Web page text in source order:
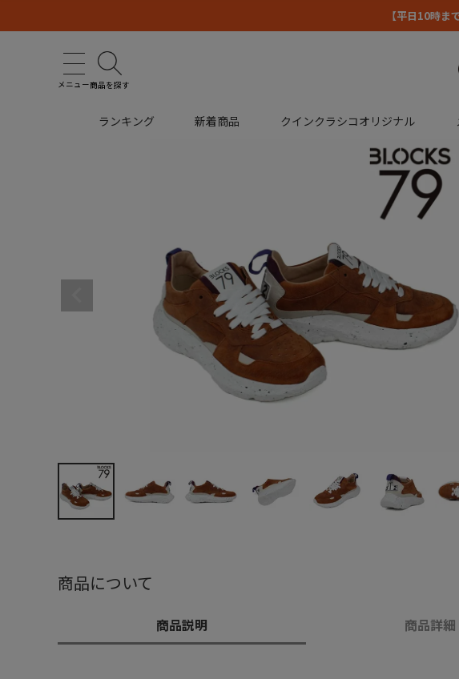
【平日10時ま
メニュー商品を探す
ランキング 新着商品 クインクラシコオリジナル
商品について
商品説明 商品詳細